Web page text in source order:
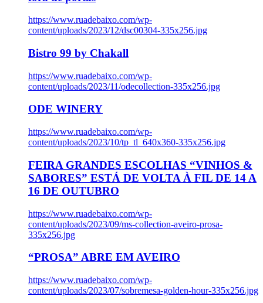
https://www.ruadebaixo.com/wp-
content/uploads/2023/12/dsc00304-335x256.jpg
Bistro 99 by Chakall
https://www.ruadebaixo.com/wp-
content/uploads/2023/11/odecollection-335x256.jpg
ODE WINERY
https://www.ruadebaixo.com/wp-
content/uploads/2023/10/tp_tl_640x360-335x256.jpg
FEIRA GRANDES ESCOLHAS “VINHOS &
SABORES” ESTÁ DE VOLTA À FIL DE 14 A
16 DE OUTUBRO
https://www.ruadebaixo.com/wp-
content/uploads/2023/09/ms-collection-aveiro-prosa-
335x256.jpg
“PROSA” ABRE EM AVEIRO
https://www.ruadebaixo.com/wp-
content/uploads/2023/07/sobremesa-golden-hour-335x256.jpg